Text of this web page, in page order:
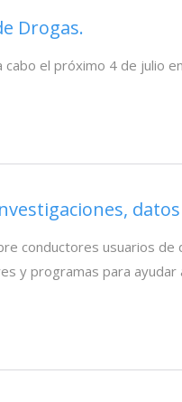
Drogas.
el próximo 4 de julio
conductores usuarios de
y programas para